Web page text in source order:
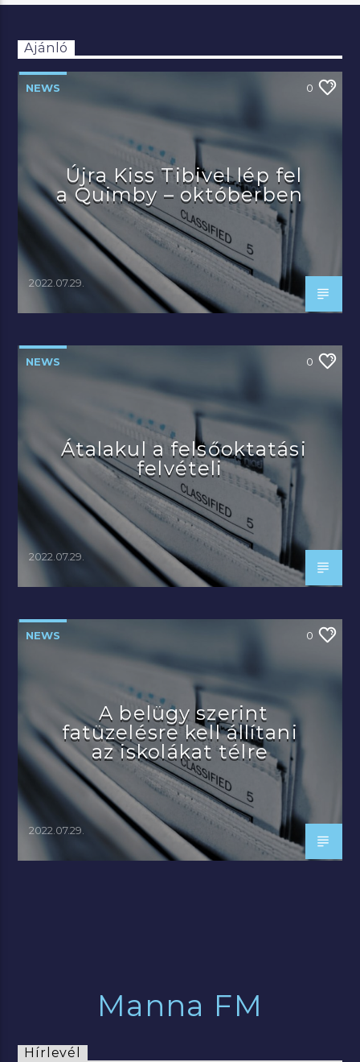
Ajánló
NEWS 0
Újra Kiss Tibivel lép fel
a Quimby – októberben
2022.07.29.
NEWS 0
Átalakul a felsőoktatási
felvételi
2022.07.29.
NEWS 0
A belügy szerint
fatüzelésre kell állítani
az iskolákat télre
2022.07.29.
Manna FM
Hírlevél